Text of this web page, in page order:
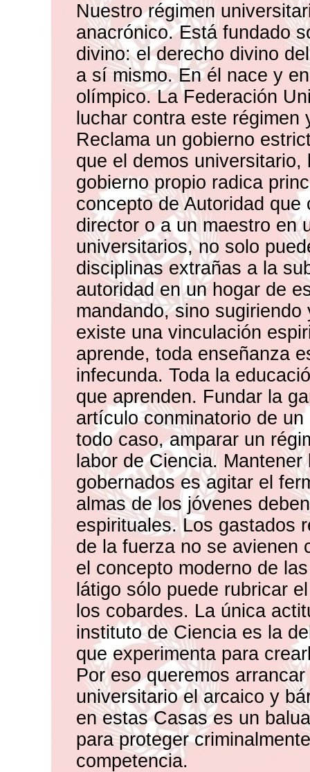
Nuestro régimen
anacrónico. Está fundado
divino: el derecho divino
a sí mismo. En él nace y
olímpico. La Federación
luchar contra este
Reclama un gobierno
que el demos
gobierno propio radica
concepto de Autoridad
director o a un maestro en
universitarios, no solo
disciplinas extrañas a la
autoridad en un hogar de
mandando, sino
existe una vinculación
aprende, toda enseñanza
infecunda. Toda la
que aprenden. Fundar la
artículo conminatorio de
todo caso, amparar un
labor de Ciencia.
gobernados es agitar el
almas de los jóvenes
espirituales. Los gastados
de la fuerza no se avienen
el concepto moderno de
látigo sólo puede rubricar
los cobardes. La única
instituto de Ciencia es la
que experimenta para
Por eso queremos
universitario el arcaico y
en estas Casas es un
para proteger
competencia.